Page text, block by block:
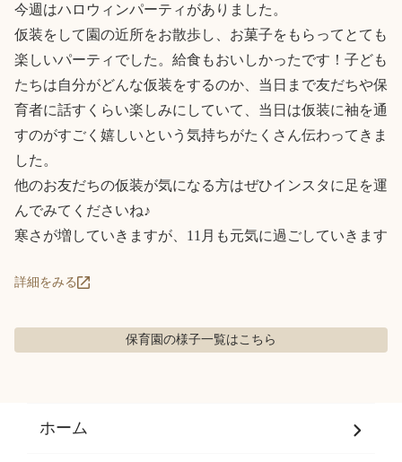
今週はハロウィンパーティがありました。
仮装をして園の近所をお散歩し、お菓子をもらってとても
楽しいパーティでした。給食もおいしかったです！子ども
たちは自分がどんな仮装をするのか、当日まで友だちや保
育者に話すくらい楽しみにしていて、当日は仮装に袖を通
すのがすごく嬉しいという気持ちがたくさん伝わってきま
した。
他のお友だちの仮装が気になる方はぜひインスタに足を運
んでみてくださいね♪
寒さが増していきますが、11月も元気に過ごしていきます
詳細をみる
保育園の様子一覧はこちら
ホーム